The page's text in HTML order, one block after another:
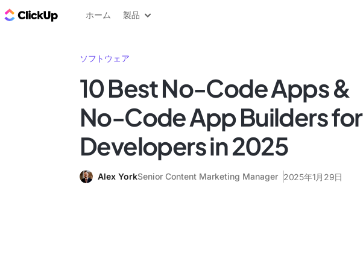
ClickUp ブログ
ホーム 製品
ソフトウェア
10 Best No-Code Apps &
No-Code App Builders for
Developers in 2025
Alex YorkSenior Content Marketing Manager 2025年1月29日